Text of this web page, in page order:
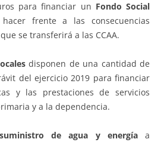
para financiar un Fondo Social
frente a las consecuencias
se transferirá a las CCAA.
disponen de una cantidad de
del ejercicio 2019 para financiar
y las prestaciones de servicios
y a la dependencia.
suministro de agua y energíaa